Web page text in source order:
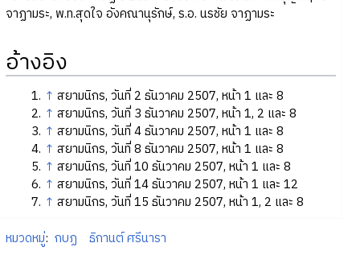
จาฏามระ, พ.ท.สุดใจ อังคณานุรักษ์, ร.อ. นรชัย จาฏามระ
อ้างอิง
↑ สยามนิกร, วันที่ 2 ธันวาคม 2507, หน้า 1 และ 8
↑ สยามนิกร, วันที่ 3 ธันวาคม 2507, หน้า 1, 2 และ 8
↑ สยามนิกร, วันที่ 4 ธันวาคม 2507, หน้า 1 และ 8
↑ สยามนิกร, วันที่ 8 ธันวาคม 2507, หน้า 1 และ 8
↑ สยามนิกร, วันที่ 10 ธันวาคม 2507, หน้า 1 และ 8
↑ สยามนิกร, วันที่ 14 ธันวาคม 2507, หน้า 1 และ 12
↑ สยามนิกร, วันที่ 15 ธันวาคม 2507, หน้า 1, 2 และ 8
หมวดหมู่: กบฏ ธิกานต์ ศรีนารา